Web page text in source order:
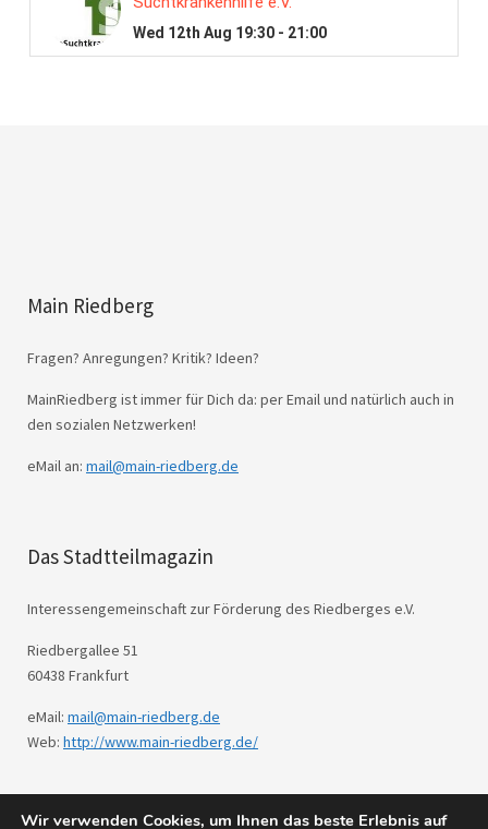
Main Riedberg
Fragen? Anregungen? Kritik? Ideen?
MainRiedberg ist immer für Dich da: per Email und natürlich auch in
den sozialen Netzwerken!
eMail an: mail@main-riedberg.de
Das Stadtteilmagazin
Interessengemeinschaft zur Förderung des Riedberges e.V.
Riedbergallee 51
60438 Frankfurt
eMail: mail@main-riedberg.de
Web: http://www.main-riedberg.de/
Wir verwenden Cookies, um Ihnen das beste Erlebnis auf